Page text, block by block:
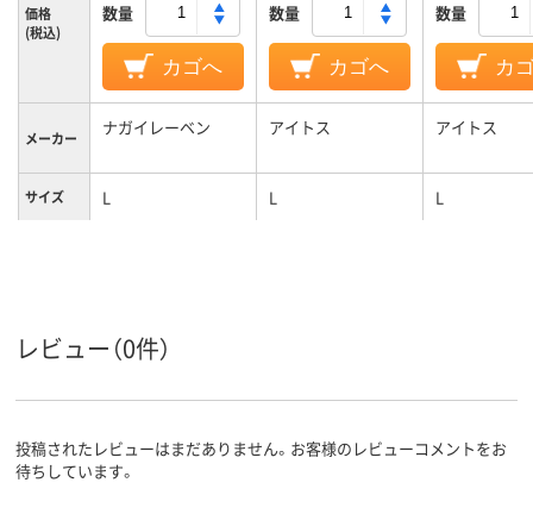
価格
(税込)
数量
カゴへ
数量
カゴへ
数量
カ
メーカー ナガイレーベン アイトス アイトス
サイズ L L L
レビュー（0件）
投稿されたレビューはまだありません。お客様のレビューコメントをお
待ちしています。